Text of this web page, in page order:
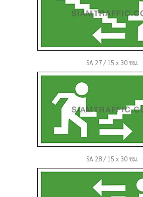
SA 27 / 15 x 30 ซม.
SA 28 / 15 x 30 ซม.